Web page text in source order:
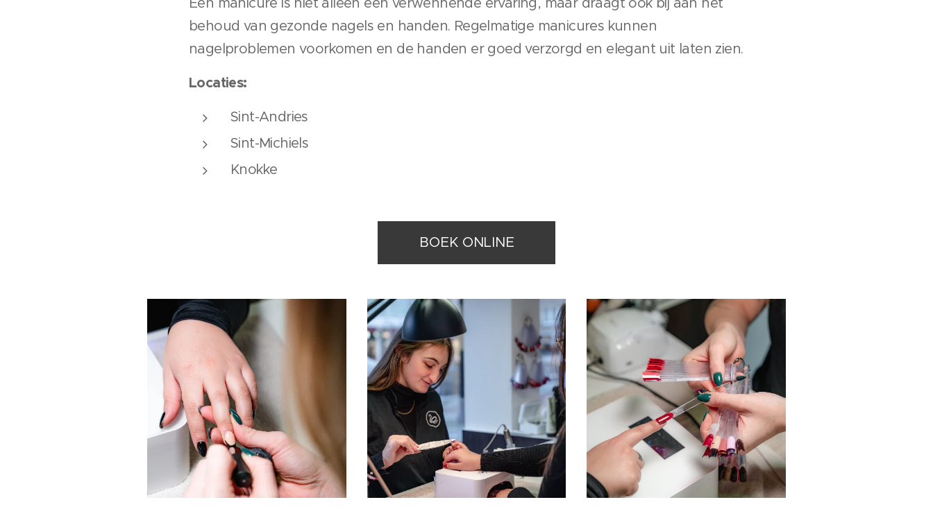
behoud van gezonde nagels en handen. Regelmatige manicures kunnen
nagelproblemen voorkomen en de handen er goed verzorgd en elegant uit laten zien.
Locaties:
Sint-Andries
Sint-Michiels
Knokke
BOEK ONLINE